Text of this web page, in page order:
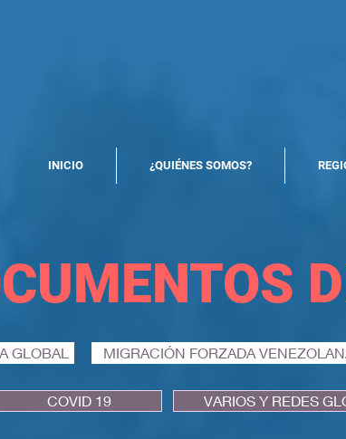
Infogram
INICIO
¿QUIÉNES SOMOS?
GLOBAL MIGRACIÓN FORZADA
COVID 19 VARIOS Y REDES